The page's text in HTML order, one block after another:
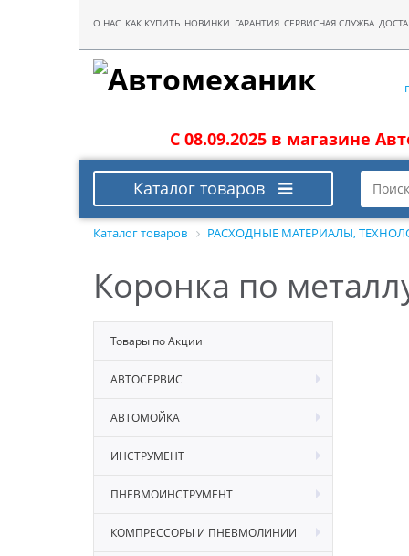
О НАС КАК КУПИТЬ НОВИНКИ ГАРАНТИЯ СЕРВИСНАЯ СЛУЖБА
С 08.09.2025 в магазине
Каталог товаров
Каталог товаров РАСХОДНЫЕ МАТЕРИАЛЫ,
Коронка по
Товары по Акции
АВТОСЕРВИС
АВТОМОЙКА
ИНСТРУМЕНТ
ПНЕВМОИНСТРУМЕНТ
КОМПРЕССОРЫ И ПНЕВМОЛИНИИ